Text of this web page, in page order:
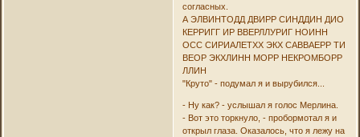
согласных.
А ЭЛВИНТОДД ДВИРР СИНДДИН ДИО
КЕРРИГГ ИР ВВЕРЛЛУРИГ НОИНН
ОСС СИРИАЛЕТХХ ЭКХ САВВАЕРР ТИ
ВЕОР ЭКХЛИНН МОРР НЕКРОМБОРР
ЛЛИН
"Круто" - подумал я и вырубился...
- Ну как? - услышал я голос Мерлина.
- Вот это торкнуло, - пробормотал я и
открыл глаза. Оказалось, что я лежу на